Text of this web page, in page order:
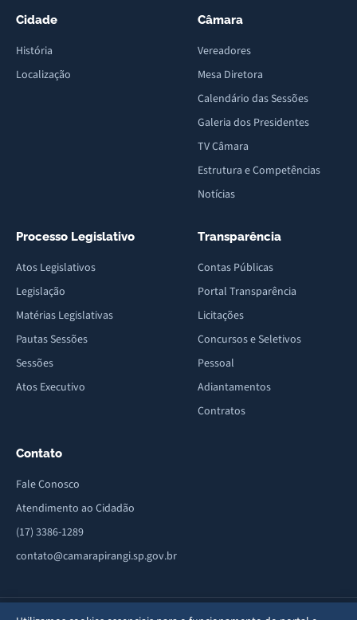
Cidade
História
Localização
Câmara
Vereadores
Mesa Diretora
Calendário das Sessões
Galeria dos Presidentes
TV Câmara
Estrutura e Competências
Notícias
Processo Legislativo
Atos Legislativos
Legislação
Matérias Legislativas
Pautas Sessões
Sessões
Atos Executivo
Transparência
Contas Públicas
Portal Transparência
Licitações
Concursos e Seletivos
Pessoal
Adiantamentos
Contratos
Contato
Fale Conosco
Atendimento ao Cidadão
(17) 3386-1289
contato@camarapirangi.sp.gov.br